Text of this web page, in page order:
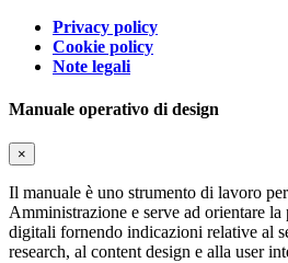
Privacy policy
Cookie policy
Note legali
Manuale operativo di design
×
Il manuale è uno strumento di lavoro
Amministrazione e serve ad orientare
digitali fornendo indicazioni relative al
research, al content design e alla user